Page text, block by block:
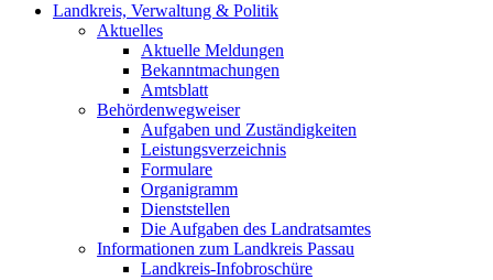
Landkreis, Verwaltung & Politik
Aktuelles
Aktuelle Meldungen
Bekanntmachungen
Amtsblatt
Behördenwegweiser
Aufgaben und Zuständigkeiten
Leistungsverzeichnis
Formulare
Organigramm
Dienststellen
Die Aufgaben des Landratsamtes
Informationen zum Landkreis Passau
Landkreis-Infobroschüre